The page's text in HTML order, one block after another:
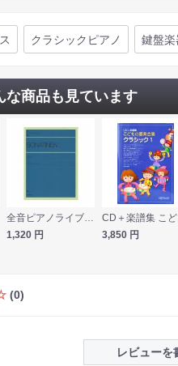
クラシックピアノ 鍵盤
な商品も見ています
全音ピアノライブラリー ソナチネ アルバム 1 標準版 全音楽譜出版社
1,320 円
CD＋
3,850 円
(0)
レビューを